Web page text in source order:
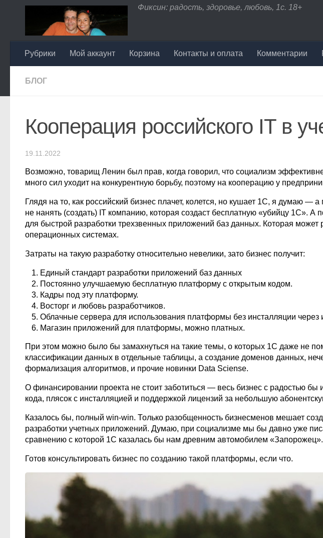
Перейти к содержимому
Фиксин: радость, здоровье, любовь, 1с. 18+
Рубрики Мой аккаунт Корзина Контакты и оплата Комментарии
БЛОГ
Кооперация российского IT в
19.11.2022
Возможно, товарищ Ленин был прав, когда говорил, что социализм
много сил уходит на конкурентную борьбу, поэтому на кооперацию у
Глядя на то, как российский бизнес плачет, колется, но кушает 1С, я думаю
не нанять (создать) IT компанию, которая создаст бесплатную «убийцу 1С». А
для быстрой разработки трехзвенных приложений баз данных. Которая
операционных системах.
Затраты на такую разработку относительно невелики, зато бизнес получит:
Единый стандарт разработки приложений баз данных
Постоянно улучшаемую бесплатную платформу с открытым кодом.
Кадры под эту платформу.
Восторг и любовь разработчиков.
Облачные сервера для использования платформы без инсталляции через
Магазин приложений для платформы, можно платных.
При этом можно было бы замахнуться на такие темы, о которых 1С даже не
классификации данных в отдельные таблицы, а создание доменов данных,
формализация алгоритмов, и прочие новинки Data Sciense.
О финансировании проекта не стоит заботиться — весь бизнес с радостью бы
кода, плясок с инсталляцией и поддержкой лицензий за небольшую
Казалось бы, полный win-win. Только разобщенность бизнесменов мешает
разработки учетных приложений. Думаю, при социализме мы бы давно уже
сравнению с которой 1С казалась бы нам древним автомобилем «Запорожец».
Готов консультировать бизнес по созданию такой платформы, если что.